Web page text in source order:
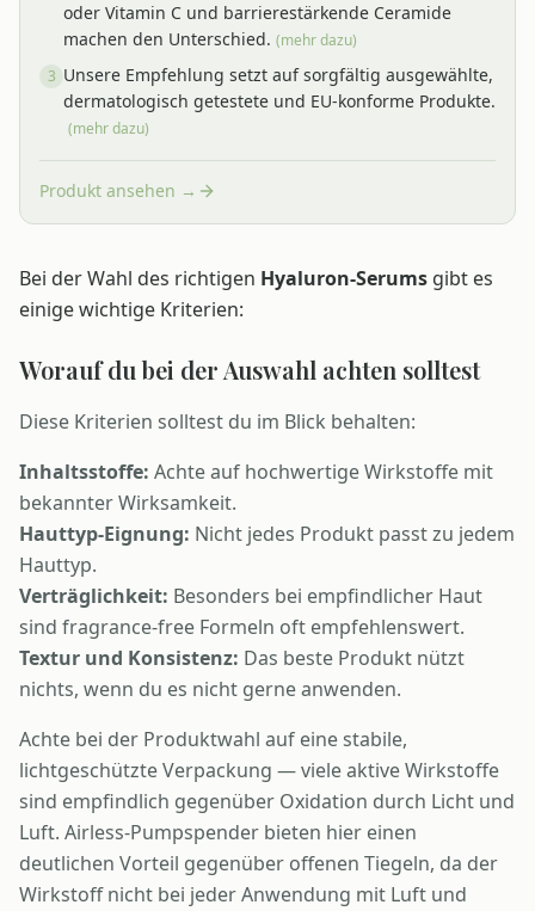
oder Vitamin C und barrierestärkende Ceramide
machen den Unterschied. (mehr dazu)
3 Unsere Empfehlung setzt auf sorgfältig ausgewählte,
dermatologisch getestete und EU-konforme Produkte.
(mehr dazu)
Produkt ansehen →
Bei der Wahl des richtigen Hyaluron-Serums gibt es
einige wichtige Kriterien:
Worauf du bei der Auswahl achten solltest
Diese Kriterien solltest du im Blick behalten:
Inhaltsstoffe: Achte auf hochwertige Wirkstoffe mit
bekannter Wirksamkeit.
Hauttyp-Eignung: Nicht jedes Produkt passt zu jedem
Hauttyp.
Verträglichkeit: Besonders bei empfindlicher Haut
sind fragrance-free Formeln oft empfehlenswert.
Textur und Konsistenz: Das beste Produkt nützt
nichts, wenn du es nicht gerne anwenden.
Achte bei der Produktwahl auf eine stabile,
lichtgeschützte Verpackung — viele aktive Wirkstoffe
sind empfindlich gegenüber Oxidation durch Licht und
Luft. Airless-Pumpspender bieten hier einen
deutlichen Vorteil gegenüber offenen Tiegeln, da der
Wirkstoff nicht bei jeder Anwendung mit Luft und